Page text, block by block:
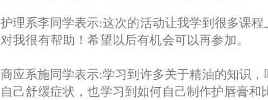
护理系李同学表示:这次的活动让我学到很多课
对我很有帮助！希望以后有机会可以再参加。
商应系施同学表示:学习到许多关于精油的知识
自己舒缓症状，也学习到如何自己制作护唇膏和